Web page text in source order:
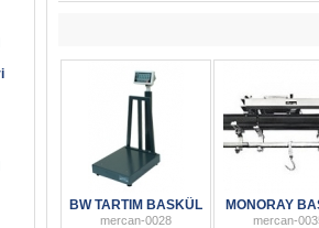
BW TARTIM BASKÜL
mercan-0028
MONORAY
mercan-